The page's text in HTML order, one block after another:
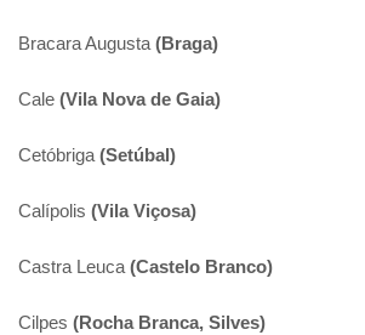
Bracara Augusta(Braga)
Cale (Vila Nova de Gaia)
Cetóbriga(Setúbal)
Calípolis (Vila Viçosa)
Castra Leuca(Castelo Branco)
Cilpes (Rocha Branca, Silves)